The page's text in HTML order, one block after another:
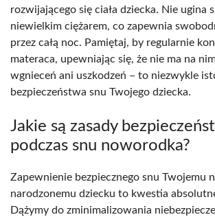
rozwijającego się ciała dziecka. Nie ugina
niewielkim ciężarem, co zapewnia
przez całą noc. Pamiętaj, by regularnie
materaca, upewniając się, że nie ma na
wgnieceń ani uszkodzeń – to niezwykle
bezpieczeństwa snu Twojego dziecka.
Jakie są zasady
podczas snu noworodka?
Zapewnienie bezpiecznego snu Twojemu
narodzonemu dziecku to kwestia
Dążymy do zminimalizowania